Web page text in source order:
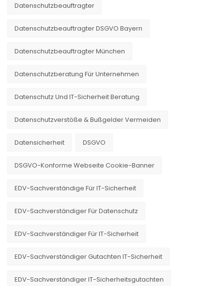
Datenschutzbeauftragter
Datenschutzbeauftragter DSGVO Bayern
Datenschutzbeauftragter München
Datenschutzberatung Für Unternehmen
Datenschutz Und IT-Sicherheit Beratung
Datenschutzverstöße & Bußgelder Vermeiden
Datensicherheit DSGVO
DSGVO-Konforme Webseite Cookie-Banner
EDV-Sachverständige Für IT-Sicherheit
EDV-Sachverständiger Für Datenschutz
EDV-Sachverständiger Für IT-Sicherheit
EDV-Sachverständiger Gutachten IT-Sicherheit
EDV-Sachverständiger IT-Sicherheitsgutachten